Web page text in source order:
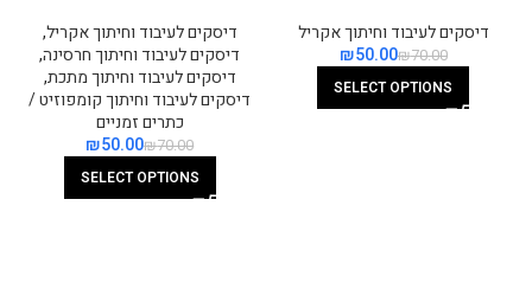
דיסקים לעיבוד וחיתוך אקריל
₪70.00
₪50.00
SELECT OPTIONS
דיסקים לעיבוד וחיתוך אקריל,
דיסקים לעיבוד וחיתוך חרסינה,
דיסקים לעיבוד וחיתוך מתכת,
דיסקים לעיבוד וחיתוך קומפוזיט /
כתרים זמניים
₪70.00
₪50.00
SELECT OPTIONS